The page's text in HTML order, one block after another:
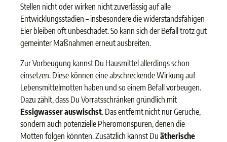
Stellen nicht oder wirken nicht zuverlässig auf alle
Entwicklungsstadien – insbesondere die widerstandsfähigen
Eier bleiben oft unbeschadet. So kann sich der Befall trotz gut
gemeinter Maßnahmen erneut ausbreiten.
Zur Vorbeugung kannst Du Hausmittel allerdings schon
einsetzen. Diese können eine abschreckende Wirkung auf
Lebensmittelmotten haben und so einem Befall vorbeugen.
Dazu zählt, dass Du Vorratsschränken gründlich mit
Essigwasser auswischst. Das entfernt nicht nur Gerüche,
sondern auch potenzielle Pheromonspuren, denen die
Motten folgen könnten. Zusätzlich kannst Du ätherische